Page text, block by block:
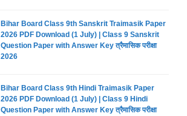
Bihar Board Class 9th Sanskrit Traimasik Paper
2026 PDF Download (1 July) | Class 9 Sanskrit
Question Paper with Answer Key त्रैमासिक परीक्षा
2026
Bihar Board Class 9th Hindi Traimasik Paper
2026 PDF Download (1 July) | Class 9 Hindi
Question Paper with Answer Key त्रैमासिक परीक्षा